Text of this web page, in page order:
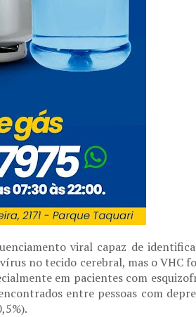
viral capaz de
no tecido cerebral, mas o VHC
em pacientes com
entre pessoas com